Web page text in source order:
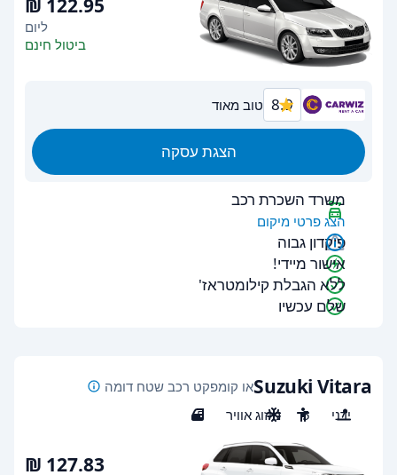
ליום
ביטול חינם
8.9 טוב מאוד
הצגת עסקה
משרד השכרת רכב
הצג פרטי מיקום
פיקדון גבוה
אישור מיידי!
ללא הגבלת קילומטראז'
שלם עכשיו
Suzuki Vitaraאו קומפקט רכב שטח דומה
ידני
5 מיזוג אוויר 5